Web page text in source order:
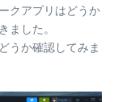
クアプリはどうか
ました。
うか確認してみま